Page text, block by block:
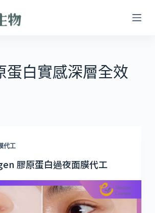
蛋白實感深層全效
代工
膠原蛋白過夜面膜代工